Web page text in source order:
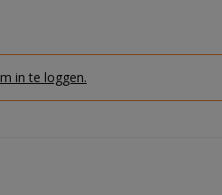
in te loggen.